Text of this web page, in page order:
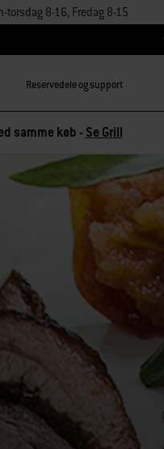
torsdag 8-16, Fredag 8-15
Reservedele og support
samme køb - Se Grill